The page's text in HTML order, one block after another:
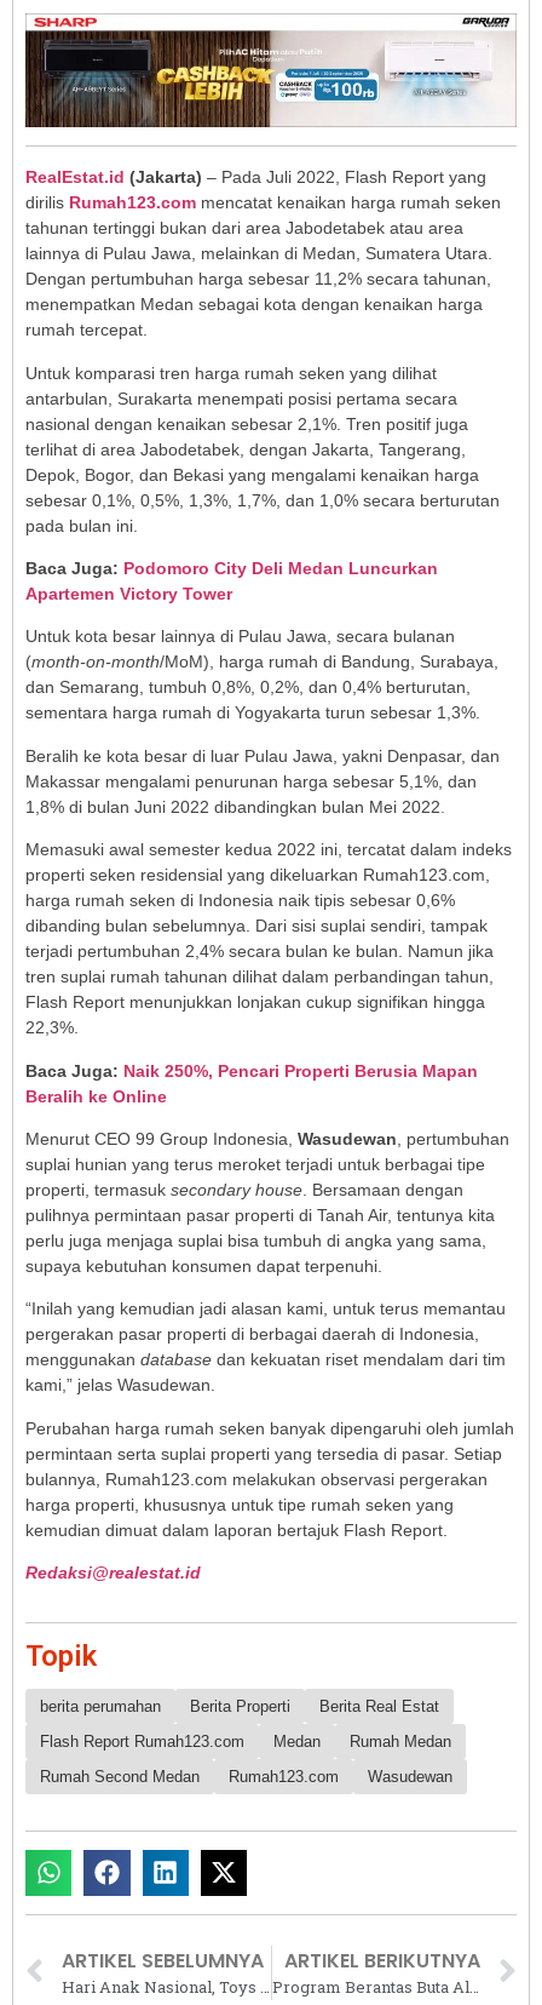
RealEstat.id (Jakarta) – Pada Juli 2022, Flash Report yang
dirilis Rumah123.com mencatat kenaikan harga rumah seken
tahunan tertinggi bukan dari area Jabodetabek atau area
lainnya di Pulau Jawa, melainkan di Medan, Sumatera Utara.
Dengan pertumbuhan harga sebesar 11,2% secara tahunan,
menempatkan Medan sebagai kota dengan kenaikan harga
rumah tercepat.
Untuk komparasi tren harga rumah seken yang dilihat
antarbulan, Surakarta menempati posisi pertama secara
nasional dengan kenaikan sebesar 2,1%. Tren positif juga
terlihat di area Jabodetabek, dengan Jakarta, Tangerang,
Depok, Bogor, dan Bekasi yang mengalami kenaikan harga
sebesar 0,1%, 0,5%, 1,3%, 1,7%, dan 1,0% secara berturutan
pada bulan ini.
Baca Juga: Podomoro City Deli Medan Luncurkan
Apartemen Victory Tower
Untuk kota besar lainnya di Pulau Jawa, secara bulanan
(month-on-month/MoM), harga rumah di Bandung, Surabaya,
dan Semarang, tumbuh 0,8%, 0,2%, dan 0,4% berturutan,
sementara harga rumah di Yogyakarta turun sebesar 1,3%.
Beralih ke kota besar di luar Pulau Jawa, yakni Denpasar, dan
Makassar mengalami penurunan harga sebesar 5,1%, dan
1,8% di bulan Juni 2022 dibandingkan bulan Mei 2022
Memasuki awal semester kedua 2022 ini, tercatat dalam indeks
properti seken residensial yang dikeluarkan Rumah123.com,
harga rumah seken di Indonesia naik tipis sebesar 0,6%
dibanding bulan sebelumnya. Dari sisi suplai sendiri, tampak
terjadi pertumbuhan 2,4% secara bulan ke bulan. Namun jika
tren suplai rumah tahunan dilihat dalam perbandingan tahun,
Flash Report menunjukkan lonjakan cukup signifikan hingga
22,3%.
Baca Juga: Naik 250%, Pencari Properti Berusia Mapan
Beralih ke Online
Menurut CEO 99 Group Indonesia, Wasudewan , pertumbuhan
suplai hunian yang terus meroket terjadi untuk berbagai tipe
properti, termasuk secondary house . Bersamaan dengan
pulihnya permintaan pasar properti di Tanah Air, tentunya kita
perlu juga menjaga suplai bisa tumbuh di angka yang sama,
supaya kebutuhan konsumen dapat terpenuhi.
“Inilah yang kemudian jadi alasan kami, untuk terus memantau
pergerakan pasar properti di berbagai daerah di Indonesia,
menggunakan database dan kekuatan riset mendalam dari tim
kami,” jelas Wasudewan.
Perubahan harga rumah seken banyak dipengaruhi oleh jumlah
permintaan serta suplai properti yang tersedia di pasar. Setiap
bulannya, Rumah123.com melakukan observasi pergerakan
harga properti, khususnya untuk tipe rumah seken yang
kemudian dimuat dalam laporan bertajuk Flash Report.
Redaksi@realestat.id
Topik
berita perumahan Berita Properti
Berita Real Estat
Flash Report Rumah123.com
Medan
Rumah Medan
Rumah Second Medan
Rumah123.com Wasudewan
ARTIKEL SEBELUMNYA
Hari Anak Nasional, Toys Kingdom Berbagi Keceriaan dengan Anak-anak Penderita Kanker
ARTIKEL BERIKUTNYA
Program Berantas Buta Al-Qur’an Rangkul 150 Ustaz dan Guru Mengaji di Balikpapan